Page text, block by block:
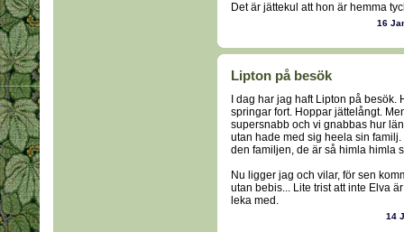
Det är jättekul att hon är hemma
16
Lipton på besök
I dag har jag haft Lipton på
springar fort. Hoppar jättelångt.
supersnabb och vi gnabbas hur
utan hade med sig heela sin
den familjen, de är så himla himla
Nu ligger jag och vilar, för sen
utan bebis... Lite trist att inte Elva
leka med.
14